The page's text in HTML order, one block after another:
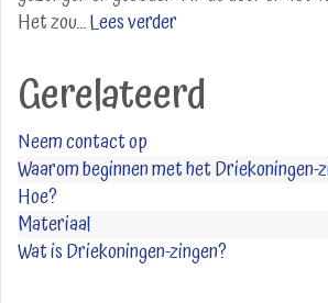
Het zou...Lees verder
Gerelateerd
Neem contact op
Waarom beginnen met het Driekoningen-
Hoe?
Materiaal
Wat is Driekoningen-zingen?